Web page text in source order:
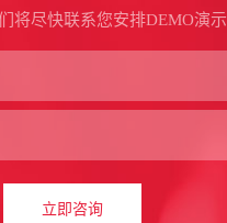
将尽快联系您安排DEMO演示
立即咨询